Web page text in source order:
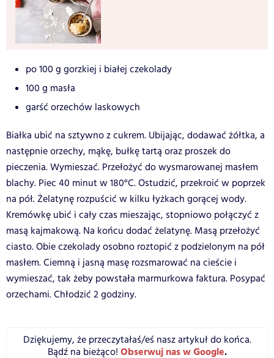
po 100 g gorzkiej i białej czekolady
100 g masła
garść orzechów laskowych
Białka ubić na sztywno z cukrem. Ubijając, dodawać żółtka, a
następnie orzechy, mąkę, bułkę tartą oraz proszek do
pieczenia. Wymieszać. Przełożyć do wysmarowanej masłem
blachy. Piec 40 minut w 180°C. Ostudzić, przekroić w poprzek
na pół. Żelatynę rozpuścić w kilku łyżkach gorącej wody.
Kremówkę ubić i cały czas mieszając, stopniowo połączyć z
masą kajmakową. Na końcu dodać żelatynę. Masą przełożyć
ciasto. Obie czekolady osobno roztopić z podzielonym na pół
masłem. Ciemną i jasną masę rozsmarować na cieście i
wymieszać, tak żeby powstała marmurkowa faktura. Posypać
orzechami. Chłodzić 2 godziny.
Dziękujemy, że przeczytałaś/eś nasz artykuł do końca.
Bądź na bieżąco! Obserwuj nas w Google.